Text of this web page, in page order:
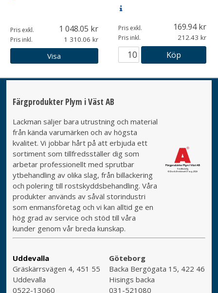
Pris exkl. 1 048.05
Pris inkl. 1 310.06
Visa
Pris exkl. 169.94
Pris inkl. 212.43
Köp
Färgprodukter Plym i Väst AB
Lackman säljer bara utrustning och material
från kända varumärken och av högsta
kvalitet. Vi jobbar hårt på att erbjuda ett
sortiment som tillfredsställer dig som
arbetar professionellt med sprutbar
ytbehandling av olika slag, från billackering
och polering till rostskyddsbehandling. Våra
produkter används av såväl storindustri
som enmansföretag och vi kan alltid ge en
hög grad av service och stöd till våra
kunder genom vår breda kunskap.
Uddevalla
Gräskärrsvägen 4, 451 55
Uddevalla
0522-13060
Göteborg
Backa Bergögata 15, 422 46
Hisings backa
031-521080